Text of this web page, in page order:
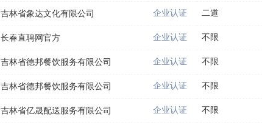
吉林省象达文化有限公司 企业认证 二道
长春直聘网官方 企业认证 不限
吉林省德邦餐饮服务有限公司 企业认证 不限
吉林省德邦餐饮服务有限公司 企业认证 不限
吉林省亿晟配送服务有限公司 企业认证 不限